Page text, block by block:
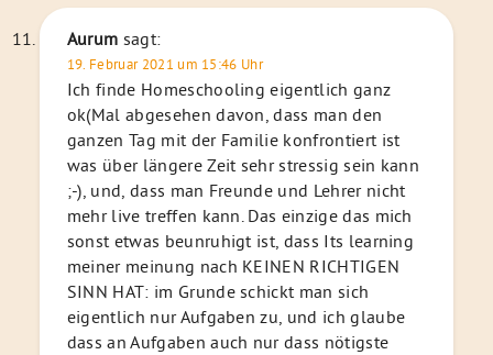
Aurum sagt:
19. Februar 2021 um 15:46 Uhr
Ich finde Homeschooling eigentlich ganz
ok(Mal abgesehen davon, dass man den
ganzen Tag mit der Familie konfrontiert ist
was über längere Zeit sehr stressig sein kann
;-), und, dass man Freunde und Lehrer nicht
mehr live treffen kann. Das einzige das mich
sonst etwas beunruhigt ist, dass Its learning
meiner meinung nach KEINEN RICHTIGEN
SINN HAT: im Grunde schickt man sich
eigentlich nur Aufgaben zu, und ich glaube
dass an Aufgaben auch nur dass nötigste